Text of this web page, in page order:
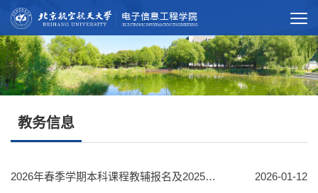
教务信息
2026年春季学期本科课程教辅报名及2025年秋季学期本科课程教辅考核表提交的通知 2026-01-12